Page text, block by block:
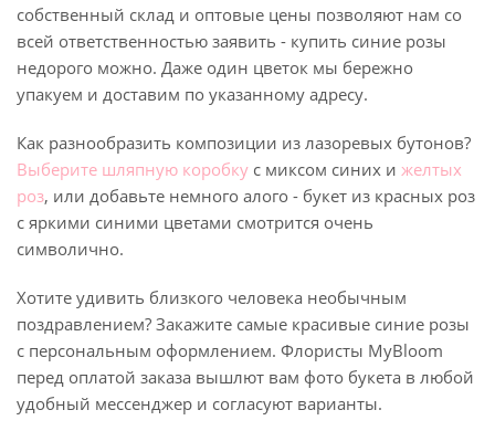
собственный склад и оптовые цены позволяют нам со
всей ответственностью заявить - купить синие розы
недорого можно. Даже один цветок мы бережно
упакуем и доставим по указанному адресу.
Как разнообразить композиции из лазоревых бутонов?
Выберите шляпную коробку с миксом синих и желтых
роз, или добавьте немного алого - букет из красных роз
с яркими синими цветами смотрится очень
символично.
Хотите удивить близкого человека необычным
поздравлением? Закажите самые красивые синие розы
с персональным оформлением. Флористы MyBloom
перед оплатой заказа вышлют вам фото букета в любой
удобный мессенджер и согласуют варианты.